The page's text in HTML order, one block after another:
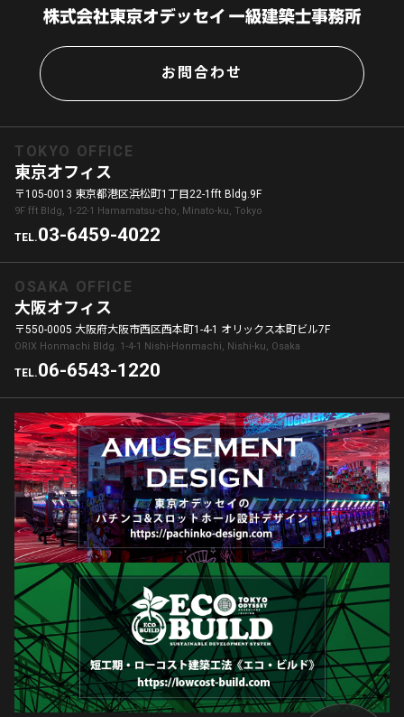
お問合わせ
TOKYO OFFICE
東京オフィス
〒105-0013 東京都港区浜松町1丁目22-1fft Bldg.9F
9F fft Bldg, 1-22-1 Hamamatsu-cho, Minato-ku, Tokyo
TEL.03-6459-4022
OSAKA OFFICE
大阪オフィス
〒550-0005 大阪府大阪市西区西本町1-4-1 オリックス本町ビル7F
ORIX Honmachi Bldg. 1-4-1 Nishi-Honmachi, Nishi-ku, Osaka
TEL.06-6543-1220